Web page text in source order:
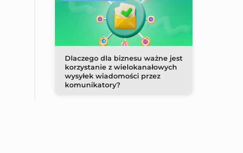
Dlaczego dla biznesu ważne jest
korzystanie z wielokanałowych
wysyłek wiadomości przez
komunikatory?